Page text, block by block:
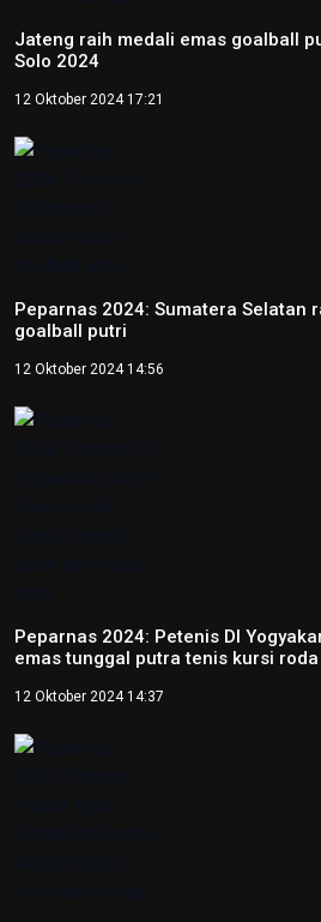
Jateng raih medali emas goalball
Solo 2024
12 Oktober 2024 17:21
Peparnas 2024: Sumatera Selatan
goalball putri
12 Oktober 2024 14:56
Peparnas 2024: Petenis DI
emas tunggal putra tenis kursi roda
12 Oktober 2024 14:37